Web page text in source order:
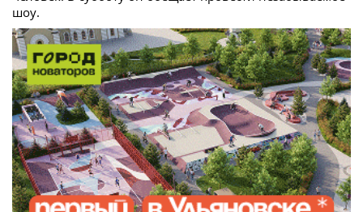
шоу.